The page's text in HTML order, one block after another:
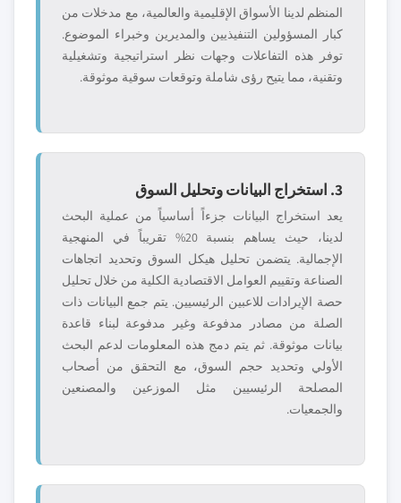
المنظم لدينا الأسواق الإقليمية والعالمية، مع مدخلات من
كبار المسؤولين التنفيذيين والمديرين وخبراء الموضوع.
توفر هذه التفاعلات وجهات نظر استراتيجية وتشغيلية
وتقنية، مما يتيح رؤى شاملة وتوقعات سوقية موثوقة.
3. استخراج البيانات وتحليل السوق
يعد استخراج البيانات جزءاً أساسياً من عملية البحث
لدينا، حيث يساهم بنسبة 20% تقريباً في المنهجية
الإجمالية. يتضمن تحليل هيكل السوق وتحديد اتجاهات
الصناعة وتقييم العوامل الاقتصادية الكلية من خلال تحليل
حصة الإيرادات للاعبين الرئيسيين. يتم جمع البيانات ذات
الصلة من مصادر مدفوعة وغير مدفوعة لبناء قاعدة
بيانات موثوقة. ثم يتم دمج هذه المعلومات لدعم البحث
الأولي وتحديد حجم السوق، مع التحقق من أصحاب
المصلحة الرئيسيين مثل الموزعين والمصنعين
والجمعيات.